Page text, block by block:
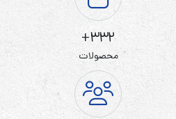
332+
محصولات